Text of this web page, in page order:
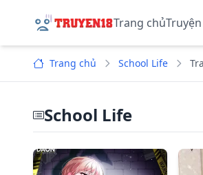
Trang chủ
Trang chủ School Life
School Life